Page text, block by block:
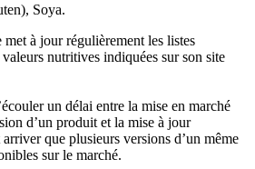
Soya.
à jour régulièrement les listes
nutritives indiquées sur son site
un délai entre la mise en marché
d’un produit et la mise à jour
que plusieurs versions d’un même
sur le marché.